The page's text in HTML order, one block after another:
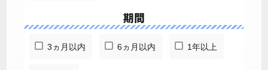
期間
3ヵ月以内 6ヵ月以内 1年以上